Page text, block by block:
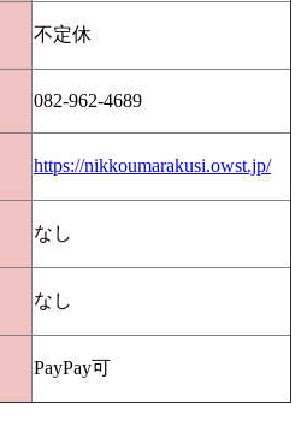
不定休
082-962-4689
https://nikkoumarakusi.owst.jp/
なし
なし
PayPay可